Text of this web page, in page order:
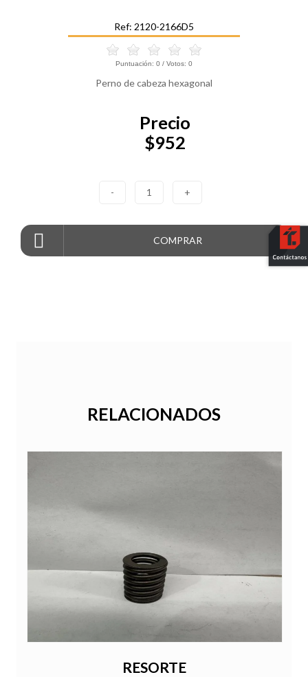
Ref: 2120-2166D5
Puntuación: 0 / Votos: 0
Perno de cabeza hexagonal
Precio
$952
- 1 +
COMPRAR
RELACIONADOS
RESORTE